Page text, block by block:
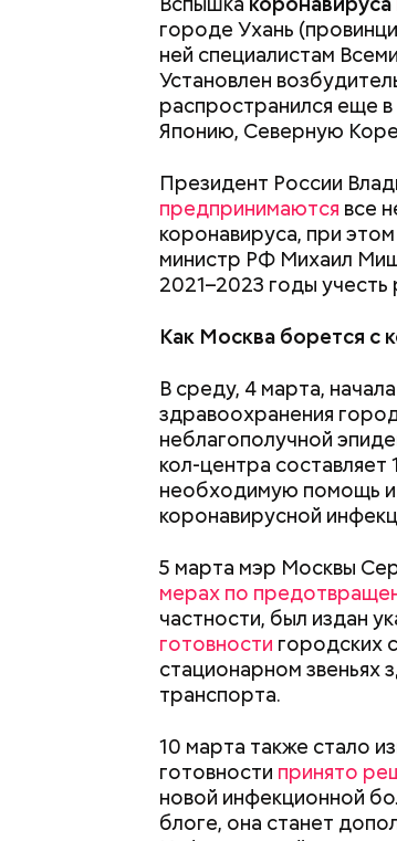
городе Ухань
ней специалистам
Установлен
распространился еще
Японию, Северную
Президент России
предпринимаются все
коронавируса, при
министр РФ Михаил
2021–2023 годы
Как Москва борется с
В среду, 4 марта,
здравоохранения
неблагополучной
кол-центра
необходимую помощь
коронавирусной
5 марта мэр Москвы
мерах по
частности, был издан
готовности городских
стационарном звеньях
транспорта.
10 марта также стало
готовности принято
новой инфекционной
блоге, она станет
Чудотворец по просьбе
разбушевавшееся
А еще, удержав меч
мужей, невинно
Понадобятся:
Похудеть
чем полезно
продукты,
производят
не получить